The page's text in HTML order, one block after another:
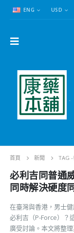
ENG USD
首頁 新聞 TAG -
必利吉同普通
同時解決硬度
在臺灣與香港，男士
必利吉（P-Force）？
廣受討論。本文將整